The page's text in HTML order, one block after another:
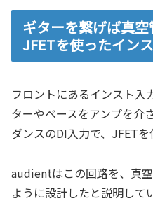
ギターを繋げば真空
JFETを使ったイン
フロントにあるインスト入
ターやベースをアンプを介
ダンスのDI入力で、JFETを
audientはこの回路を、真
ように設計したと説明して